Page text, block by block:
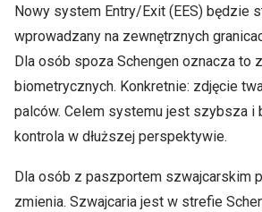
Nowy system Entry/Exit (EES) będzie
wprowadzany na zewnętrznych
Dla osób spoza Schengen oznacza to
biometrycznych. Konkretnie: zdjęcie
palców. Celem systemu jest szybsza i
kontrola w dłuższej perspektywie.
Dla osób z paszportem szwajcarskim
zmienia. Szwajcaria jest w strefie